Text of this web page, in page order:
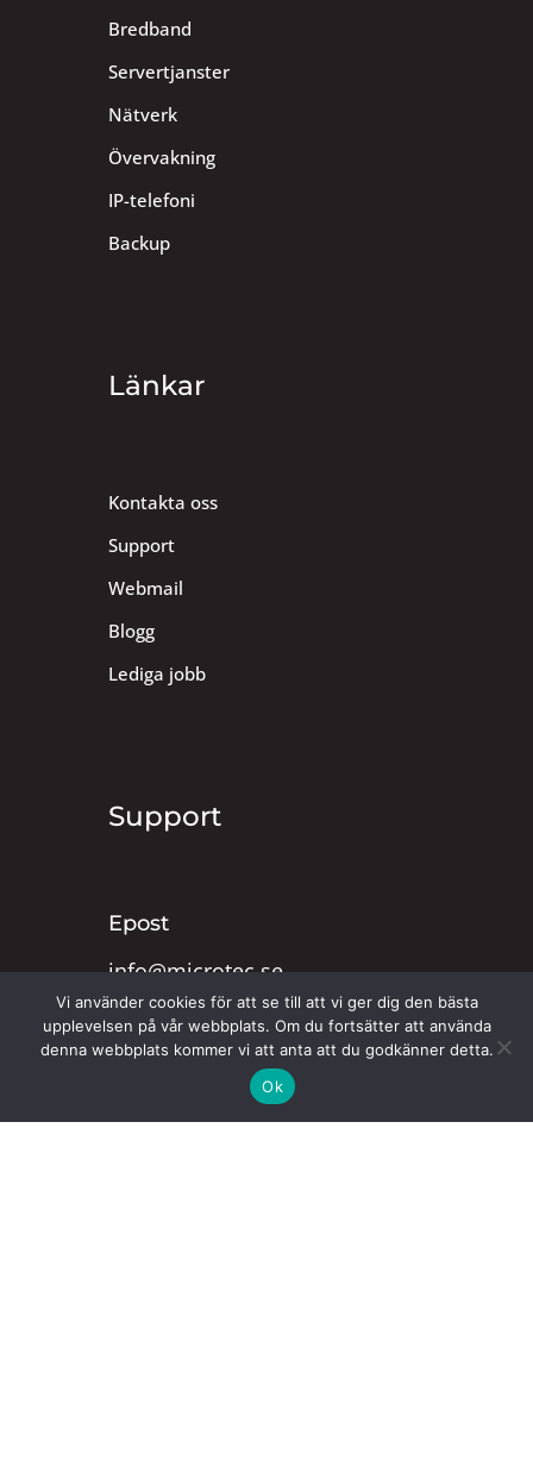
Bredband
Servertjanster
Nätverk
Övervakning
IP-telefoni
Backup
Länkar
Kontakta oss
Support
Webmail
Blogg
Lediga jobb
Support
Epost
info@microtec.se
0430-18811
Vi använder cookies för att se till att vi ger dig den bästa
upplevelsen på vår webbplats. Om du fortsätter att använda
denna webbplats kommer vi att anta att du godkänner detta.
Ok